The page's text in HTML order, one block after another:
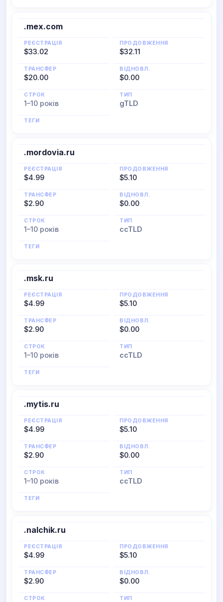
.mex.com
РЕЄСТРАЦІЯ
$33.02
ПРОДОВЖЕННЯ
$32.11
ТРАНСФЕР
$20.00
ВІДНОВЛ.
$0.00
СТРОК
1–10 років
ТИП
gTLD
ТЕГИ
.mordovia.ru
РЕЄСТРАЦІЯ
$4.99
ПРОДОВЖЕННЯ
$5.10
ТРАНСФЕР
$2.90
ВІДНОВЛ.
$0.00
СТРОК
1–10 років
ТИП
ccTLD
ТЕГИ
.msk.ru
РЕЄСТРАЦІЯ
$4.99
ПРОДОВЖЕННЯ
$5.10
ТРАНСФЕР
$2.90
ВІДНОВЛ.
$0.00
СТРОК
1–10 років
ТИП
ccTLD
ТЕГИ
.mytis.ru
РЕЄСТРАЦІЯ
$4.99
ПРОДОВЖЕННЯ
$5.10
ТРАНСФЕР
$2.90
ВІДНОВЛ.
$0.00
СТРОК
1–10 років
ТИП
ccTLD
ТЕГИ
.nalchik.ru
РЕЄСТРАЦІЯ
$4.99
ПРОДОВЖЕННЯ
$5.10
ТРАНСФЕР
$2.90
ВІДНОВЛ.
$0.00
СТРОК ТИП